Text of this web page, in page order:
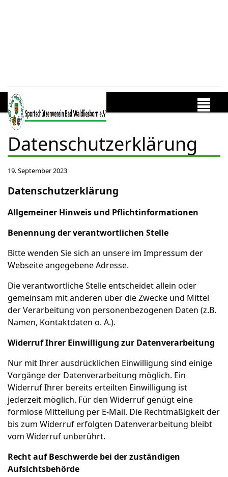
Datenschutzerklärung
19. September 2023
Datenschutzerklärung
Allgemeiner Hinweis und Pflichtinformationen
Benennung der verantwortlichen Stelle
Bitte wenden Sie sich an unsere im Impressum der
Webseite angegebene Adresse.
Die verantwortliche Stelle entscheidet allein oder
gemeinsam mit anderen über die Zwecke und Mittel
der Verarbeitung von personenbezogenen Daten (z.B.
Namen, Kontaktdaten o. Ä.).
Widerruf Ihrer Einwilligung zur Datenverarbeitung
Nur mit Ihrer ausdrücklichen Einwilligung sind einige
Vorgänge der Datenverarbeitung möglich. Ein
Widerruf Ihrer bereits erteilten Einwilligung ist
jederzeit möglich. Für den Widerruf genügt eine
formlose Mitteilung per E-Mail. Die Rechtmäßigkeit der
bis zum Widerruf erfolgten Datenverarbeitung bleibt
vom Widerruf unberührt.
Recht auf Beschwerde bei der zuständigen
Aufsichtsbehörde